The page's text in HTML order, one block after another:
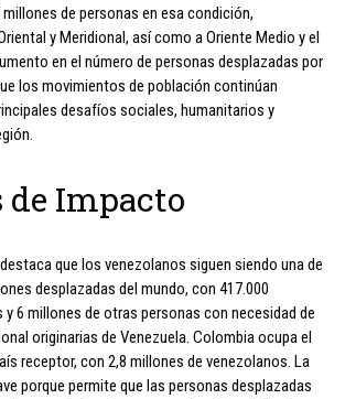
de personas en esa condición,
y Meridional, así como a Oriente Medio y el
en el número de personas desplazadas por
los movimientos de población continúan
desafíos sociales, humanitarios y
Impacto
que los venezolanos siguen siendo una de
desplazadas del mundo, con 417.000
6 millones de otras personas con necesidad de
originarias de Venezuela. Colombia ocupa el
receptor, con 2,8 millones de venezolanos. La
porque permite que las personas desplazadas